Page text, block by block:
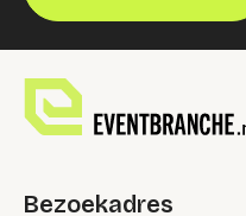
Bezoekadres